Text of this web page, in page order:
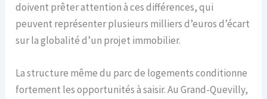
doivent prêter attention à ces différences, qui
peuvent représenter plusieurs milliers d’euros d’écart
sur la globalité d’un projet immobilier.
La structure même du parc de logements conditionne
fortement les opportunités à saisir. Au Grand-Quevilly,